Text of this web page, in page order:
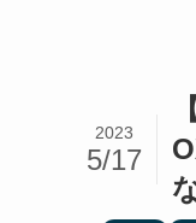
2023
5/17